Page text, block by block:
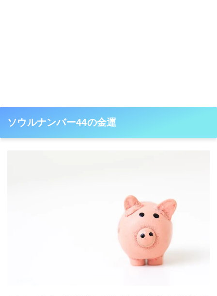
ソウルナンバー44の金運